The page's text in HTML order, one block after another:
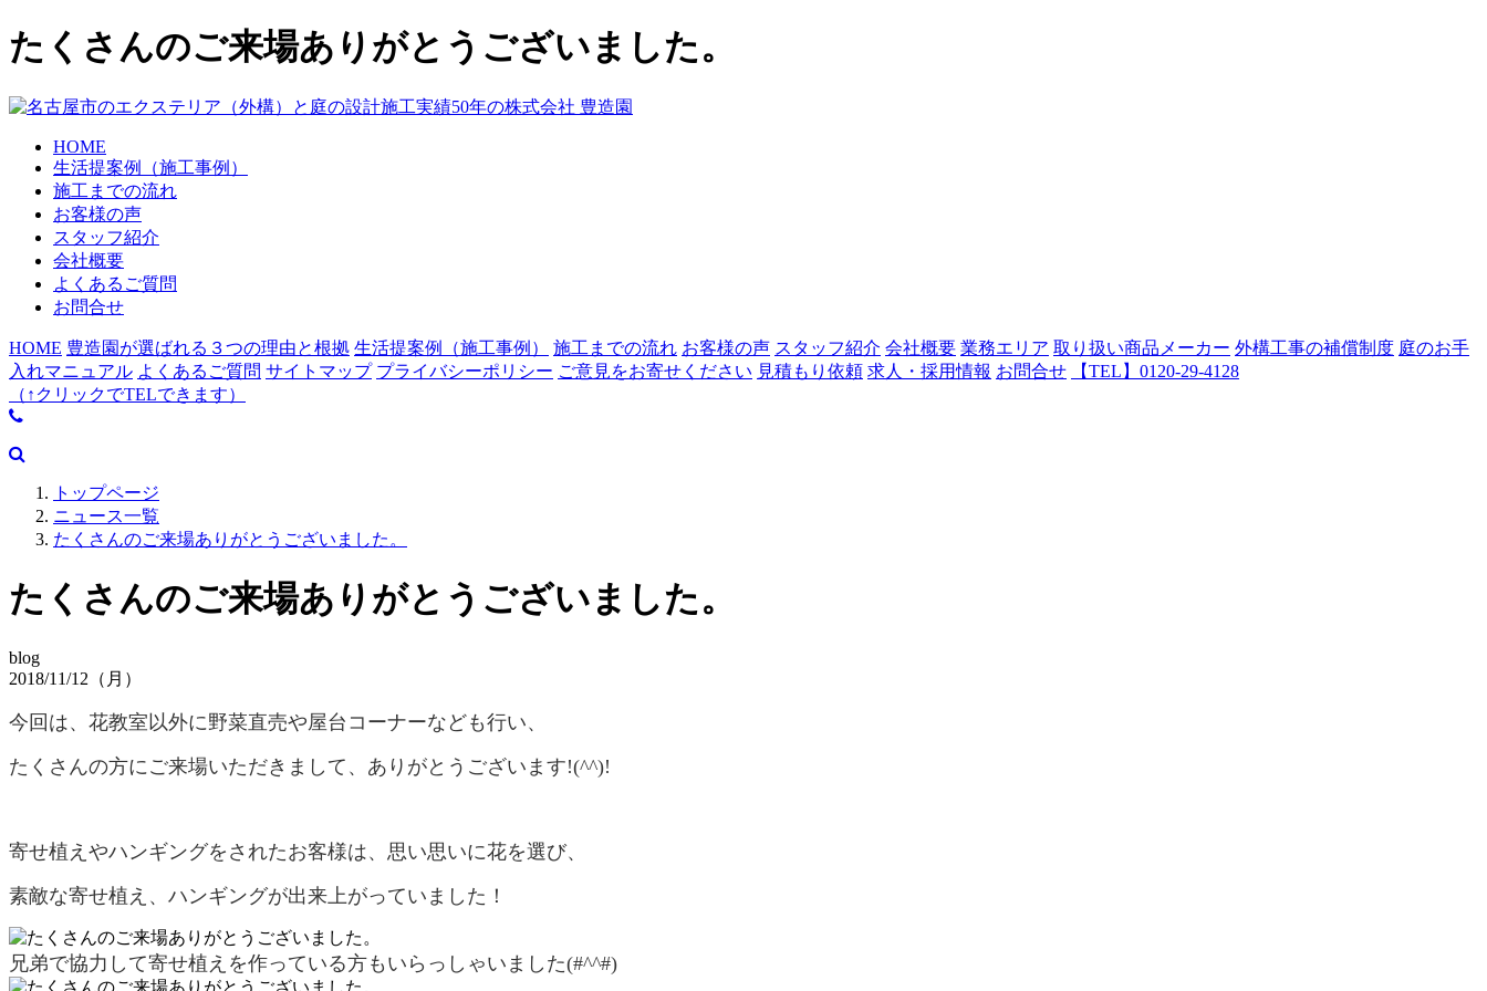
たくさんのご来場ありがとうございました。
HOME
生活提案例（施工事例）
施工までの流れ
お客様の声
スタッフ紹介
会社概要
よくあるご質問
お問合せ
HOME 豊造園が選ばれる３つの理由と根拠 生活提案例（施工事例） 施工までの流れ お客様の声 スタッフ紹介 会社概要 業務エリア 取り扱い商品メーカー 外構工事の補償制度 庭のお手
入れマニュアル よくあるご質問 サイトマップ プライバシーポリシー ご意見をお寄せください 見積もり依頼 求人・採用情報 お問合せ
【TEL】0120-29-4128
（↑クリックでTELできます）
トップページ
ニュース一覧
たくさんのご来場ありがとうございました。
たくさんのご来場ありがとうございました。
blog
2018/11/12（月）
今回は、花教室以外に野菜直売や屋台コーナーなども行い、
たくさんの方にご来場いただきまして、ありがとうございます!(^^)!
寄せ植えやハンギングをされたお客様は、思い思いに花を選び、
素敵な寄せ植え、ハンギングが出来上がっていました！
兄弟で協力して寄せ植えを作っている方もいらっしゃいました(#^^#)